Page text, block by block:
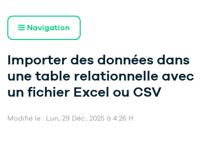
Navigation
Importer des données dans
une table relationnelle avec
un fichier Excel ou CSV
Modifié le : Lun, 29 Déc., 2025 à 4:26 H